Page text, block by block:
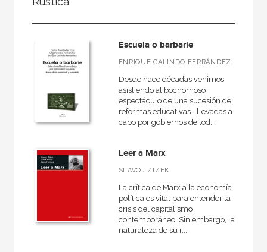
50 Aniversario
A fondo
Akadémica
Anverso
Arealonga - Letras galegas
Arquitectura
Arquitectura (textos de arquitectura)
Escuela o barbarie
ENRIQUE GALINDO FERRÁNDEZ
Desde hace décadas venimos
asistiendo al bochornoso
espectáculo de una sucesión de
reformas educativas –llevadas a
cabo por gobiernos de tod...
Leer a Marx
SLAVOJ ZIZEK
La crítica de Marx a la economía
política es vital para entender la
crisis del capitalismo
contemporáneo. Sin embargo, la
naturaleza de su r...